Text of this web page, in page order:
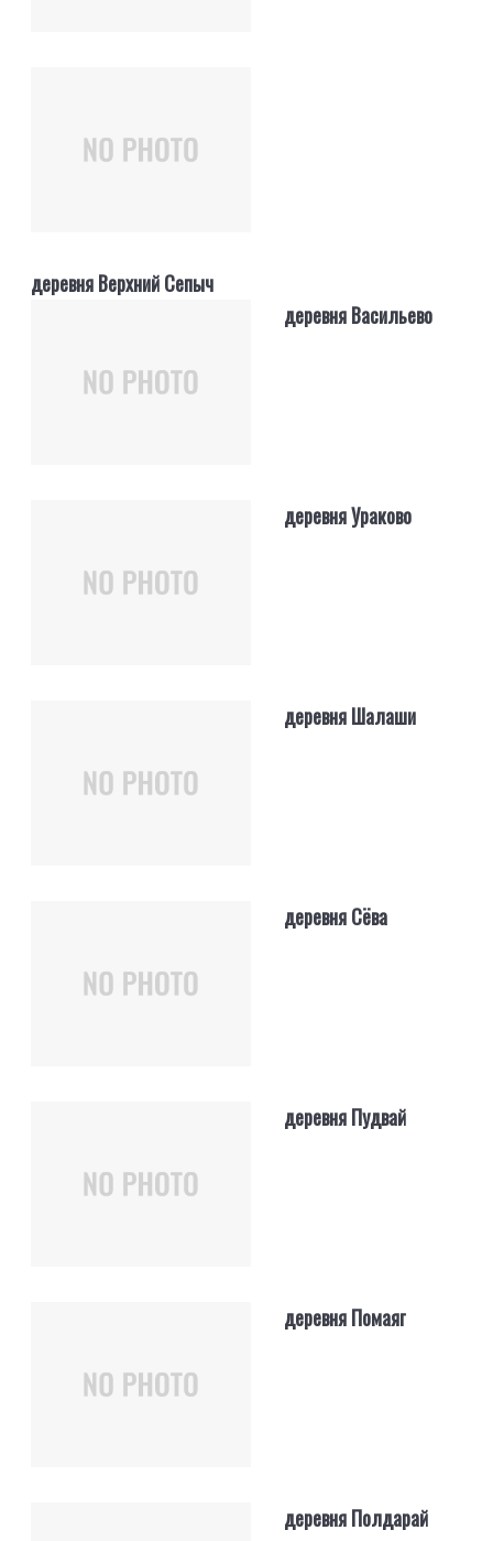
деревня Верхний Сепыч
деревня Васильево
деревня Ураково
деревня Шалаши
деревня Сёва
деревня Пудвай
деревня Помаяг
деревня Полдарай